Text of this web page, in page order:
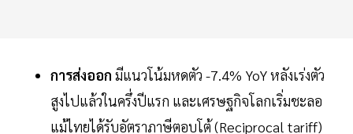
การส่งออก มีแนวโน้มหดตัว -7.4% YoY หลังเร่งตัว
สูงไปแล้วในครึ่งปีแรก และเศรษฐกิจโลกเริ่มชะลอ
แม้ไทยได้รับอัตราภาษีตอบโต้ (Reciprocal tariff)